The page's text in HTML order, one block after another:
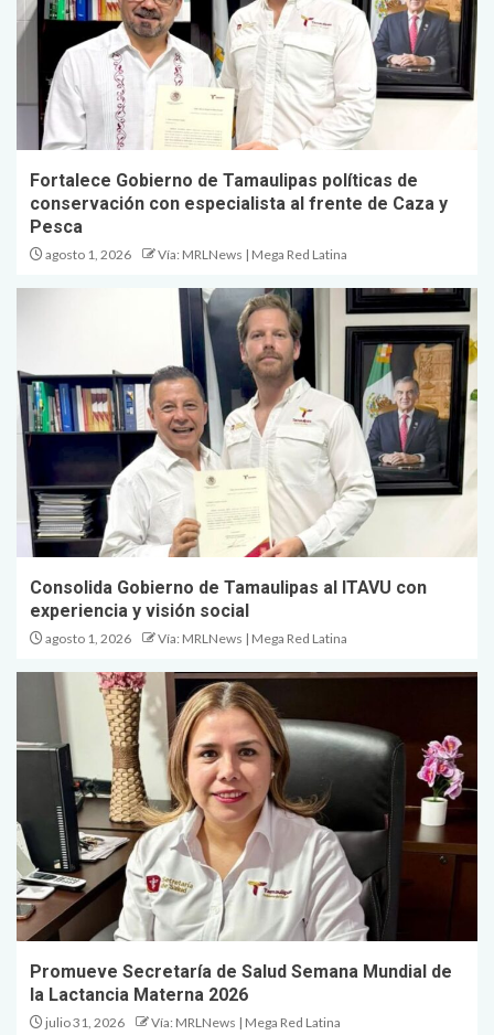
Fortalece Gobierno de Tamaulipas políticas de
conservación con especialista al frente de Caza y
Pesca
agosto 1, 2026 Vía: MRLNews | Mega Red Latina
Consolida Gobierno de Tamaulipas al ITAVU con
experiencia y visión social
agosto 1, 2026 Vía: MRLNews | Mega Red Latina
Promueve Secretaría de Salud Semana Mundial de
la Lactancia Materna 2026
julio 31, 2026 Vía: MRLNews | Mega Red Latina